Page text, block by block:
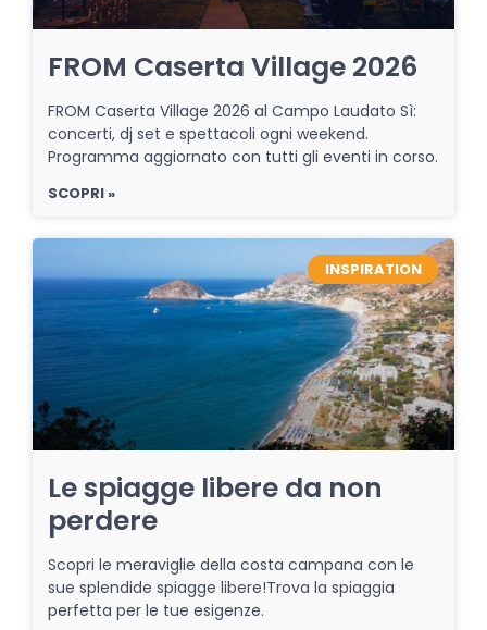
FROM Caserta Village 2026
FROM Caserta Village 2026 al Campo Laudato Sì:
concerti, dj set e spettacoli ogni weekend.
Programma aggiornato con tutti gli eventi in corso.
SCOPRI »
INSPIRATION
Le spiagge libere da non
perdere
Scopri le meraviglie della costa campana con le
sue splendide spiagge libere!Trova la spiaggia
perfetta per le tue esigenze.